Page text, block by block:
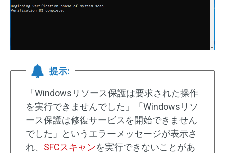
提示:
「Windowsリソース保護は要求された操作
を実行できませんでした」「Windowsリソ
ース保護は修復サービスを開始できません
でした」というエラーメッセージが表示さ
れ、 SFCスキャンを実行できないことがあ